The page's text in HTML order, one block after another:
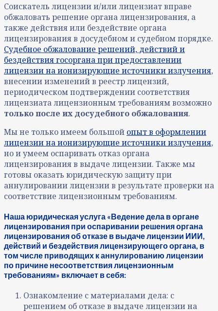
Соискатель лицензии и/или лицензиат вправе
обжаловать решение органа лицензирования, а
также действия или бездействие органа
лицензирования в досудебном и судебном порядке.
Судебное обжалование решений, действий и
бездействия госоргана при предоставлении
лицензии на ионизирующие источники излучения,
внесении изменений в реестр лицензий,
периодическом подтверждении соответствия
лицензиата лицензионным требованиям возможно
только после их досудебного обжалования.
Мы не только имеем большой опыт в оформлении
лицензии на ионизирующие источники излучения,
но и умеем оспаривать отказ органа
лицензирования в выдаче лицензии. Также мы
готовы оказать юридическую защиту при
аннулировании лицензии в результате проверки на
соответствие лицензионным требованиям.
Наша юридическая услуга «Ведение дела в органе
лицензирования при оспаривании решения органа
лицензирования об отказе в выдаче лицензии ИИИ,
действий и бездействия лицензирующего органа, в
том числе приводящих к аннулированию лицензии
по причине несоответствия лицензионным
требованиям» включает в себя:
Ознакомление с материалами дела: с
решением об отказе в выдаче лицензии на